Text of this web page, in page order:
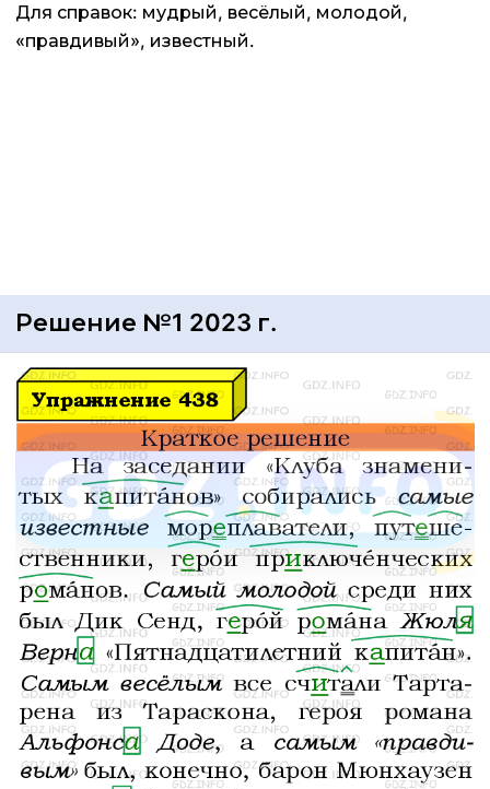
Для справок: мудрый, весёлый, молодой,
«правдивый», известный.
Решение №1 2023 г.